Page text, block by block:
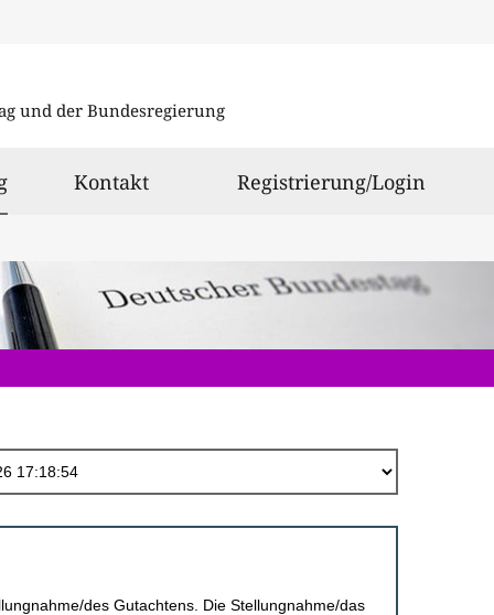
und der Bundesregierung
ausgewählt
Kontakt Registrierung/Login
des Gutachtens. Die Stellungnahme/das